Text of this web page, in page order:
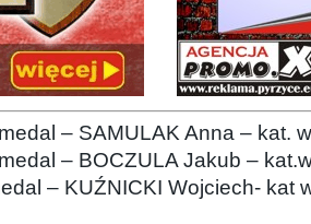
– SAMULAK Anna – kat.
– BOCZULA Jakub –
– KUŹNICKI Wojciech- kat